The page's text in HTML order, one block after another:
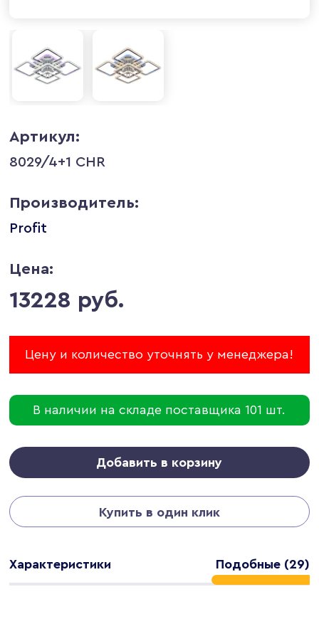
Артикул:
8029/4+1 CHR
Производитель:
Profit
Цена:
13228 руб.
Цену и количество уточнять у менеджера!
В наличии на складе поставщика 101 шт.
Добавить в корзину
Купить в один клик
Характеристики Подобные (29)